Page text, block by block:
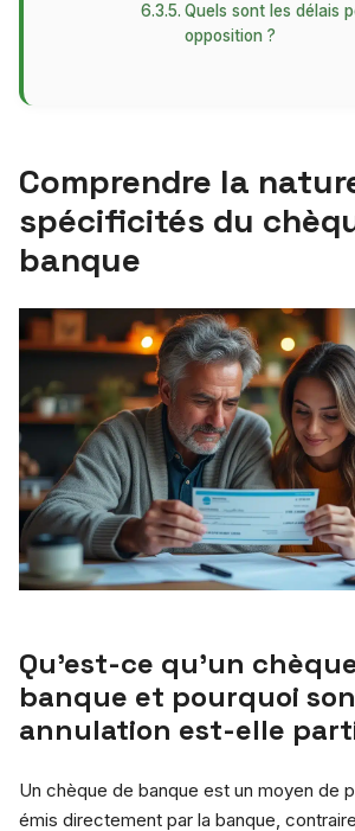
Quels sont les délais
opposition ?
Comprendre la
spécificités du
banque
Qu’est-ce qu’un
banque et pourquoi son
annulation est-elle
Un chèque de banque est un moyen de
émis directement par la banque,